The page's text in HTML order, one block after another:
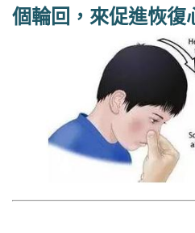
個輪回，來促進恢復